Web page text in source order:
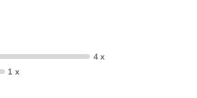
4 x
1 x